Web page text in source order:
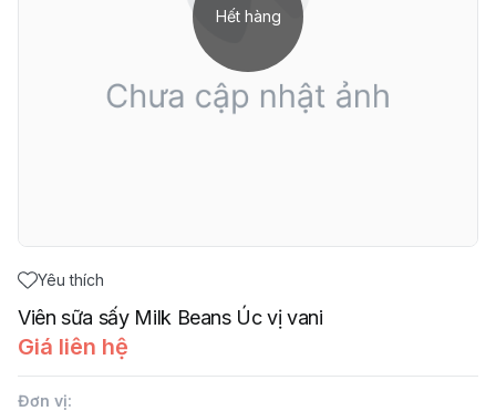
Hết hàng
Yêu thích
Viên sữa sấy Milk Beans Úc vị vani
Giá liên hệ
Đơn vị: